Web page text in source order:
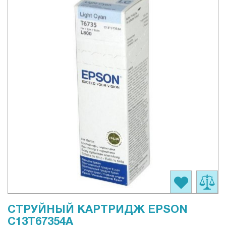
СТРУЙНЫЙ КАРТРИДЖ EPSON
C13T67354A